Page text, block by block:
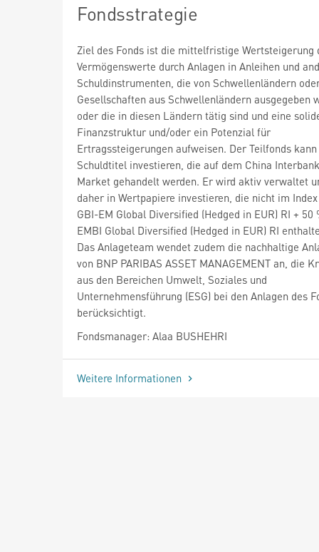
Fondsstrategie
Ziel des Fonds ist die mittelfristige Wertsteigerung
Vermögenswerte durch Anlagen in Anleihen und
Schuldinstrumenten, die von Schwellenländern
Gesellschaften aus Schwellenländern ausgegeben
oder die in diesen Ländern tätig sind und eine
Finanzstruktur und/oder ein Potenzial für
Ertragssteigerungen aufweisen. Der Teilfonds
Schuldtitel investieren, die auf dem China
Market gehandelt werden. Er wird aktiv verwaltet
daher in Wertpapiere investieren, die nicht im
GBI-EM Global Diversified (Hedged in EUR) RI + 50
EMBI Global Diversified (Hedged in EUR) RI
Das Anlageteam wendet zudem die nachhaltige
von BNP PARIBAS ASSET MANAGEMENT an, die
aus den Bereichen Umwelt, Soziales und
Unternehmensführung (ESG) bei den Anlagen des
berücksichtigt.
Fondsmanager: Alaa BUSHEHRI
Weitere Informationen